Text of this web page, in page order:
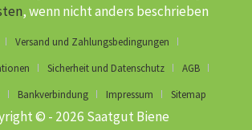
, wenn nicht anders beschrieben
Versand und Zahlungsbedingungen
Sicherheit und Datenschutz
AGB
Bankverbindung Impressum Sitemap
© - 2026 Saatgut Biene